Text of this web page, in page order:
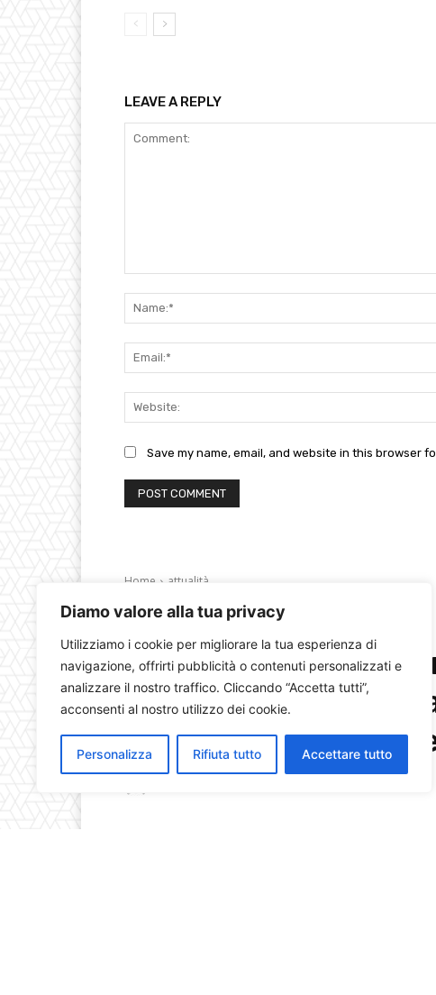
Diamo valore alla tua privacy
Utilizziamo i cookie per migliorare la tua esperienza di
navigazione, offrirti pubblicità o contenuti personalizzati e
analizzare il nostro traffico. Cliccando “Accetta tutti”,
acconsenti al nostro utilizzo dei cookie.
Personalizza Rifiuta tutto Accettare tutto
LEAVE A REPLY
Save my name, email, and website in this browser